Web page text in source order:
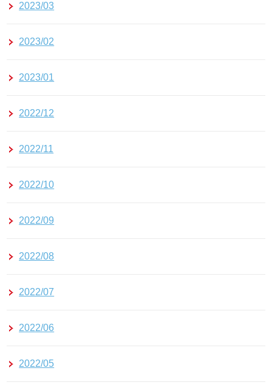
2023/03
2023/02
2023/01
2022/12
2022/11
2022/10
2022/09
2022/08
2022/07
2022/06
2022/05